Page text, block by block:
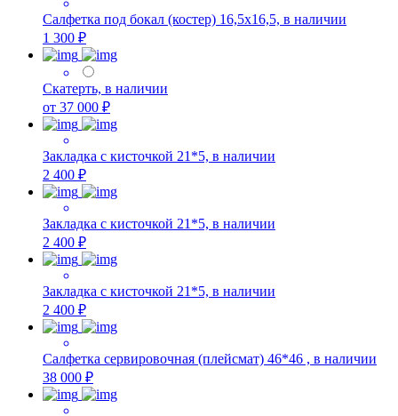
Салфетка под бокал (костер) 16,5х16,5, в наличии
1 300 ₽
Скатерть, в наличии
от 37 000 ₽
Закладка с кисточкой 21*5, в наличии
2 400 ₽
Закладка с кисточкой 21*5, в наличии
2 400 ₽
Закладка с кисточкой 21*5, в наличии
2 400 ₽
Салфетка сервировочная (плейсмат) 46*46 , в наличии
38 000 ₽